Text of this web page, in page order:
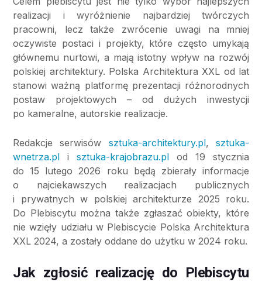
realizacji i wyróżnienie najbardziej twórczych
pracowni, lecz także zwrócenie uwagi na mniej
oczywiste postaci i projekty, które często umykają
głównemu nurtowi, a mają istotny wpływ na rozwój
polskiej architektury. Polska Architektura XXL od lat
stanowi ważną platformę prezentacji różnorodnych
postaw projektowych – od dużych inwestycji
po kameralne, autorskie realizacje.
Redakcje serwisów sztuka-architektury.pl,sztuka-
wnetrza.pl i sztuka-krajobrazu.pl od 19 stycznia
do 15 lutego 2026 roku będą zbierały informacje
o najciekawszych realizacjach publicznych
i prywatnych w polskiej architekturze 2025 roku.
Do Plebiscytu można także zgłaszać obiekty, które
nie wzięły udziału w Plebiscycie Polska Architektura
XXL 2024, a zostały oddane do użytku w 2024 roku.
Jak zgłosić realizację do Plebiscytu